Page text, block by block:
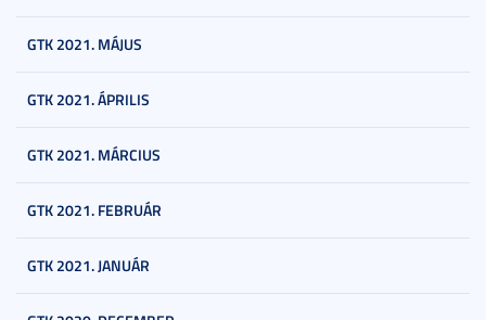
GTK 2021. MÁJUS
GTK 2021. ÁPRILIS
GTK 2021. MÁRCIUS
GTK 2021. FEBRUÁR
GTK 2021. JANUÁR